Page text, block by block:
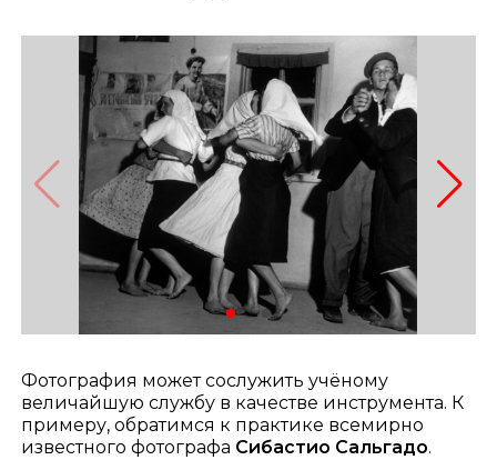
Фотография может сослужить учёному
величайшую службу в качестве инструмента. К
примеру, обратимся к практике всемирно
известного фотографа Сибастио Сальгадо.